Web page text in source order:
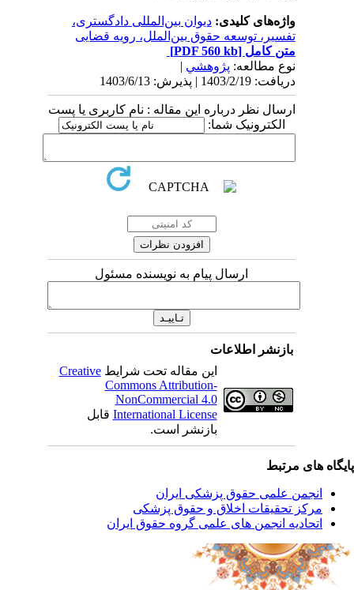
واژه‌های کلیدی:دیوان بین‌المللی دادگستری،
تفسیر، توسعه حقوق بین‌الملل، رویه قضایی
متن کامل[PDF 560 kb]
نوع مطالعه:پژوهشي|
دریافت: 1403/2/19 | پذیرش: 1403/6/13
ارسال نظر درباره این مقاله : نام کاربری یا پست
الکترونیک شما:
ارسال پیام به نویسنده مسئول
بازنشر اطلاعات
این مقاله تحت شرایطCreative
Commons Attribution-
NonCommercial 4.0
International Licenseقابل
بازنشر است.
های مرتبط
انجمن علمی حقوق پزشکی ایران
مرکز تحقیقات اخلاق و حقوق پزشکی
اتحادیه انجمن های علمی گروه حقوق ایران